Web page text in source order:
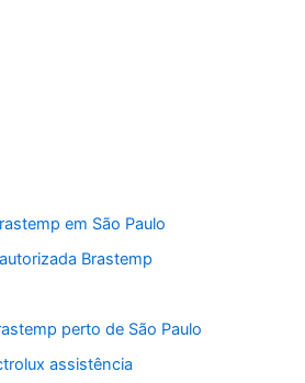
em São Paulo
Brastemp
perto de São Paulo
assistência